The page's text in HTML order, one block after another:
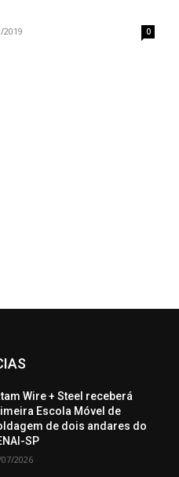
2019 0
Wire + Steel receberá
Escola Móvel de
de dois andares do
SP
2026